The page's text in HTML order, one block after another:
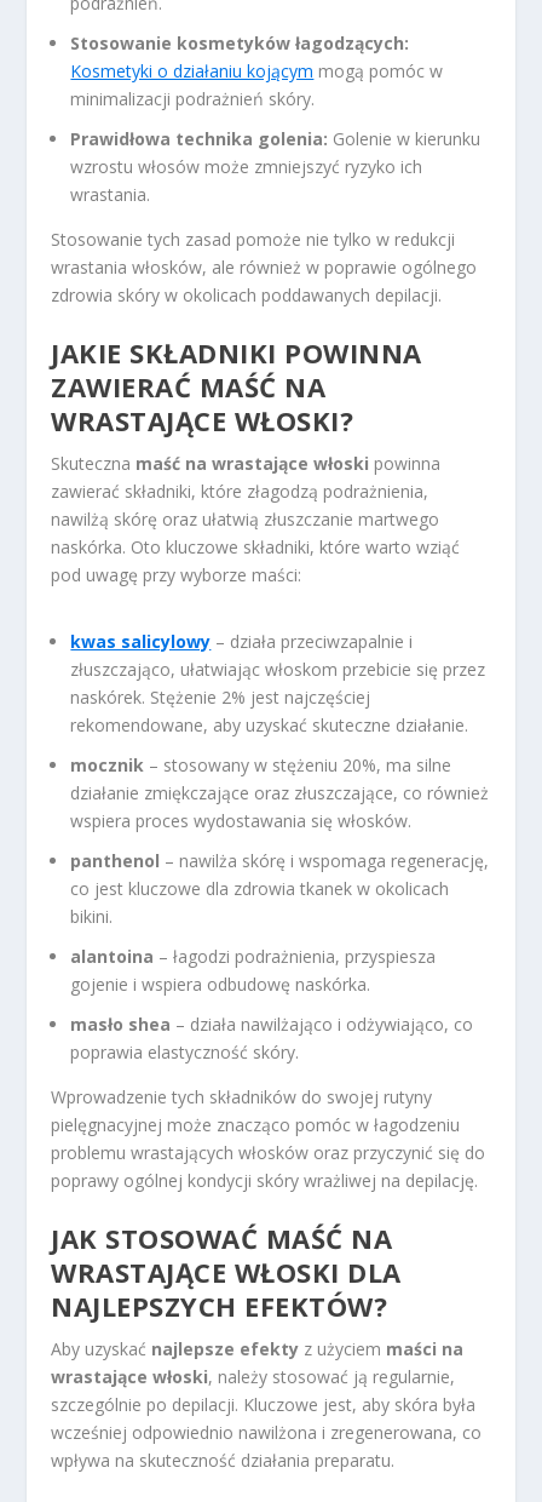
Stosowanie kosmetyków łagodzących:
Kosmetyki o działaniu kojącym mogą pomóc w
minimalizacji podrażnień skóry.
Prawidłowa technika golenia: Golenie w kierunku
wzrostu włosów może zmniejszyć ryzyko ich
wrastania.
Stosowanie tych zasad pomoże nie tylko w redukcji
wrastania włosków, ale również w poprawie ogólnego
zdrowia skóry w okolicach poddawanych depilacji.
JAKIE SKŁADNIKI POWINNA
ZAWIERAĆ MAŚĆ NA
WRASTAJĄCE WŁOSKI?
Skuteczna maść na wrastające włoski powinna
zawierać składniki, które złagodzą podrażnienia,
nawilżą skórę oraz ułatwią złuszczanie martwego
naskórka. Oto kluczowe składniki, które warto wziąć
pod uwagę przy wyborze maści:
kwas salicylowy – działa przeciwzapalnie i
złuszczająco, ułatwiając włoskom przebicie się przez
naskórek. Stężenie 2% jest najczęściej
rekomendowane, aby uzyskać skuteczne działanie.
mocznik – stosowany w stężeniu 20%, ma silne
działanie zmiękczające oraz złuszczające, co również
wspiera proces wydostawania się włosków.
panthenol – nawilża skórę i wspomaga regenerację,
co jest kluczowe dla zdrowia tkanek w okolicach
bikini.
alantoina – łagodzi podrażnienia, przyspiesza
gojenie i wspiera odbudowę naskórka.
masło shea – działa nawilżająco i odżywiająco, co
poprawia elastyczność skóry.
Wprowadzenie tych składników do swojej rutyny
pielęgnacyjnej może znacząco pomóc w łagodzeniu
problemu wrastających włosków oraz przyczynić się do
poprawy ogólnej kondycji skóry wrażliwej na depilację.
JAK STOSOWAĆ MAŚĆ NA
WRASTAJĄCE WŁOSKI DLA
NAJLEPSZYCH EFEKTÓW?
Aby uzyskać najlepsze efekty z użyciem maści na
wrastające włoski, należy stosować ją regularnie,
szczególnie po depilacji. Kluczowe jest, aby skóra była
wcześniej odpowiednio nawilżona i zregenerowana, co
wpływa na skuteczność działania preparatu.